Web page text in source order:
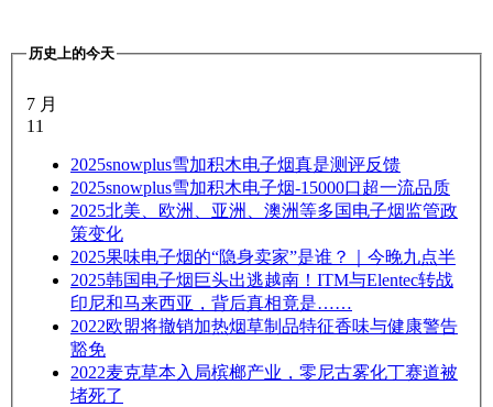
历史上的今天
7 月
11
2025snowplus雪加积木电子烟真是测评反馈
2025snowplus雪加积木电子烟-15000口超一流品质
2025北美、欧洲、亚洲、澳洲等多国电子烟监管政
策变化
2025果味电子烟的“隐身卖家”是谁？｜今晚九点半
2025韩国电子烟巨头出逃越南！ITM与Elentec转战
印尼和马来西亚，背后真相竟是……
2022欧盟将撤销加热烟草制品特征香味与健康警告
豁免
2022麦克草本入局槟榔产业，零尼古雾化丁赛道被
堵死了